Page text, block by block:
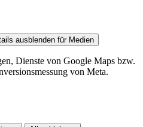
ausblenden für Medien
Dienste von Google Maps bzw.
von Meta.